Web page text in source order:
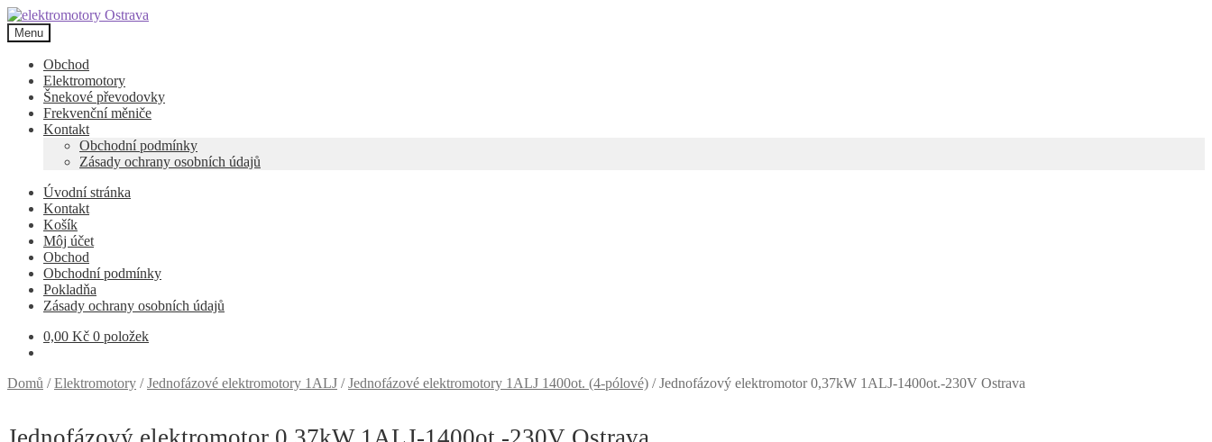
Přeskočit
na
navigaci
Přejít
k
obsahu
webu
Menu
Obchod
Elektromotory
Šnekové převodovky
Frekvenční měniče
Kontakt
Obchodní podmínky
Zásady ochrany osobních údajů
Úvodní stránka
Kontakt
Košík
Môj účet
Obchod
Obchodní podmínky
Pokladňa
Zásady ochrany osobních údajů
0,00 Kč 0 položek
Domů /Elektromotory /Jednofázové elektromotory 1ALJ /Jednofázové elektromotory 1ALJ 1400ot. (4-pólové) /Jednofázový elektromotor 0,37kW 1ALJ-1400ot.-230V Ostrava